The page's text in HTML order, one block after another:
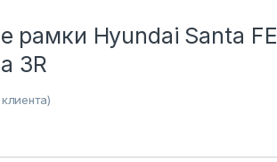
рамки Hyundai Santa FE
3R